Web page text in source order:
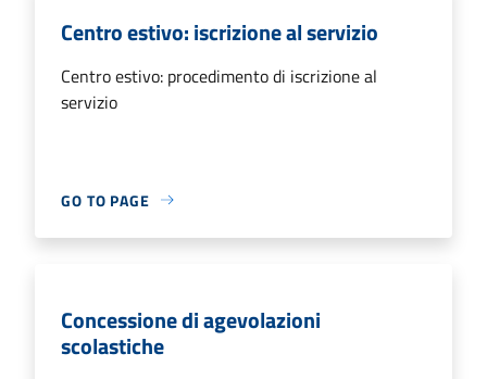
Centro estivo: iscrizione al servizio
Centro estivo: procedimento di iscrizione al
servizio
GO TO PAGE
Concessione di agevolazioni
scolastiche